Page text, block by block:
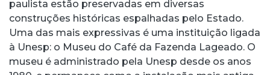
paulista estão preservadas em diversas
construções históricas espalhadas pelo Estado.
Uma das mais expressivas é uma instituição ligada
à Unesp: o Museu do Café da Fazenda Lageado. O
museu é administrado pela Unesp desde os anos